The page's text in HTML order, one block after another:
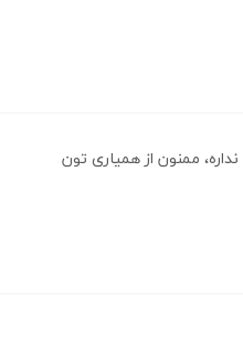
ممنون از همیاری تون